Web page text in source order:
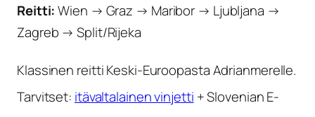
Reitti:Wien → Graz → Maribor → Ljubljana →
Zagreb → Split/Rijeka
Klassinen reitti Keski-Euroopasta Adrianmerelle.
Tarvitset: itävaltalainen vinjetti + Slovenian E-